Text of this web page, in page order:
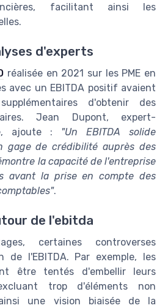
facilitant ainsi les
d'experts
réalisée en 2021 sur les PME en
avec un EBITDA positif avaient
d'obtenir des
Jean Dupont, expert-
ajoute :
"Un EBITDA solide
gage de crédibilité auprès des
la capacité de l'entreprise
avant la prise en compte des
.
de l'ebitda
certaines controverses
de l'EBITDA. Par exemple, les
être tentés d'embellir leurs
trop d'éléments non
une vision biaisée de la